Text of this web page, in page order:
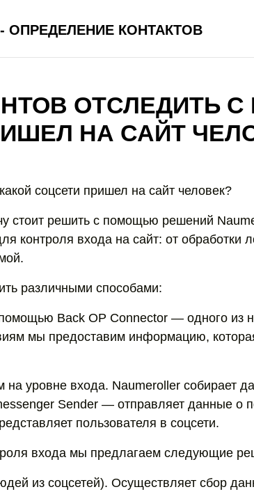
- ОПРЕДЕЛЕНИЕ КОНТАКТОВ
ОТСЛЕДИТЬ С
НА САЙТ
соцсети пришел на сайт человек?
стоит решить с помощью решений
контроля входа на сайт: от обработки
различными способами:
Back OP Connector — одного из
мы предоставим информацию,
на уровне входа. Naumeroller собирает
Sender — отправляет данные о
пользователя в соцсети.
входа мы предлагаем следующие
из соцсетей). Осуществляет сбор